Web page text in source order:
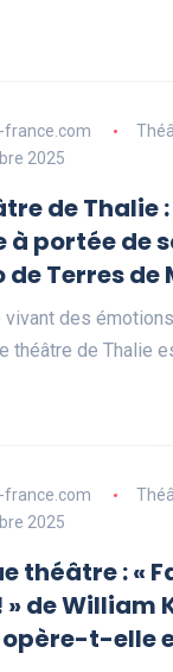
france.com
2025
de Thalie :
à portée de
de Terres
vivant des
théâtre de Thalie
france.com
2025
théâtre : «
de William
t-elle